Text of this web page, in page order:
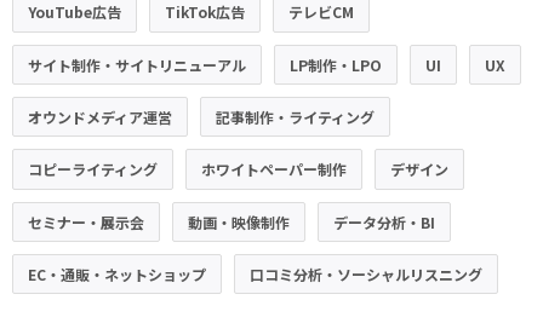
YouTube広告 TikTok広告 テレビCM
サイト制作・サイトリニューアル LP制作・LPO UI UX
オウンドメディア運営 記事制作・ライティング
コピーライティング ホワイトペーパー制作 デザイン
セミナー・展示会 動画・映像制作 データ分析・BI
EC・通販・ネットショップ 口コミ分析・ソーシャルリスニング